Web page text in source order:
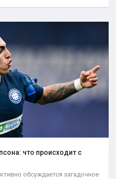
что происходит с
обсуждается загадочное